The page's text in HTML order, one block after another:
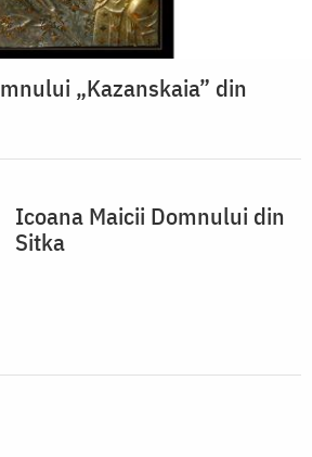
„Kazanskaia” din
Icoana Maicii Domnului din
Sitka